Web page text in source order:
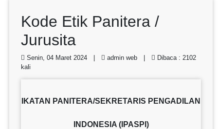
Kode Etik Panitera /
Jurusita
Senin, 04 Maret 2024 | admin web |
Dibaca : 2102
kali
IKATAN PANITERA/SEKRETARIS PENGADILAN
INDONESIA (IPASPI)